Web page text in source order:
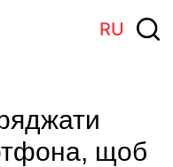
RU
щоб